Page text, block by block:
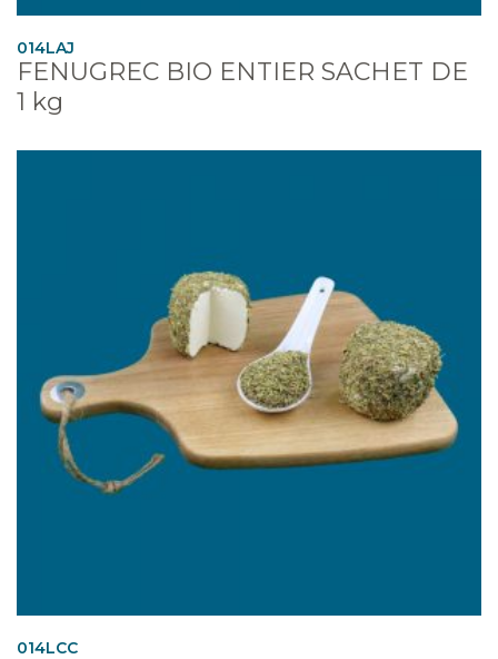
014LAJ
FENUGREC BIO ENTIER SACHET DE
1 kg
014LCC